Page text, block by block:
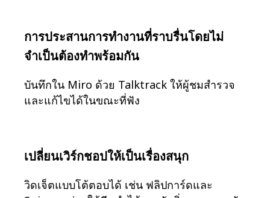
Miro Professional Services
พันธมิตรด้านโซลูชัน
ราคา
การประสานการทำงานที่ราบรื่นโดยไม่
จำเป็นต้องทำพร้อมกัน
บันทึกใน Miro ด้วย Talktrack ให้ผู้ชมสำรวจ
และแก้ไขได้ในขณะที่ฟัง
เปลี่ยนเวิร์กชอปให้เป็นเรื่องสนุก
วิดเจ็ตแบบโต้ตอบได้ เช่น ฟลิปการ์ดและ